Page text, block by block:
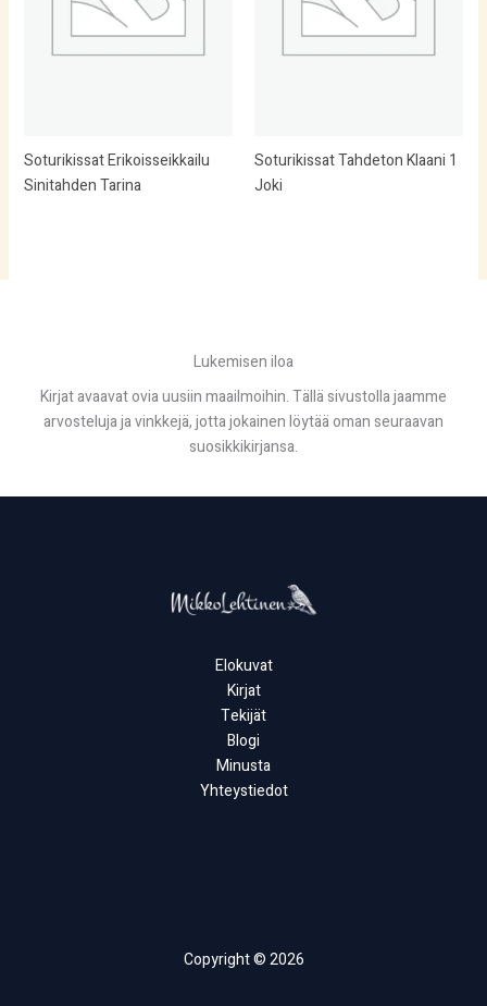
Soturikissat Erikoisseikkailu
Sinitahden Tarina
Soturikissat Tahdeton Klaani 1
Joki
Lukemisen iloa
Kirjat avaavat ovia uusiin maailmoihin. Tällä sivustolla jaamme
arvosteluja ja vinkkejä, jotta jokainen löytää oman seuraavan
suosikkikirjansa.
Elokuvat
Kirjat
Tekijät
Blogi
Minusta
Yhteystiedot
Copyright © 2026